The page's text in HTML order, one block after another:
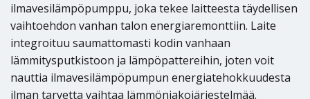
ilmavesilämpöpumppu, joka tekee laitteesta täydellisen
vaihtoehdon vanhan talon energiaremonttiin. Laite
integroituu saumattomasti kodin vanhaan
lämmitysputkistoon ja lämpöpattereihin, joten voit
nauttia ilmavesilämpöpumpun energiatehokkuudesta
ilman tarvetta vaihtaa lämmönjakojärjestelmää.